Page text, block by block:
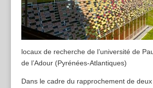
locaux de recherche de l’université de
de l’Adour (Pyrénées-Atlantiques)
Dans le cadre du rapprochement de